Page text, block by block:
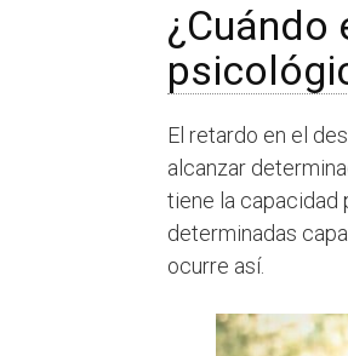
¿Cuándo
El retardo en el
alcanzar
tiene la capacidad
determinadas
ocurre así.